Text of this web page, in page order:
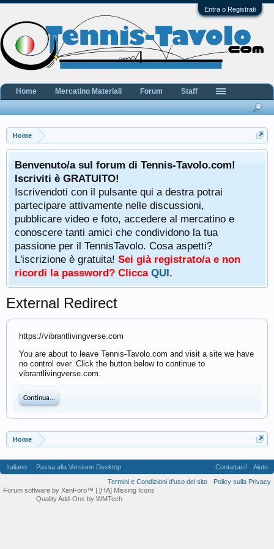
Entra o Registrati
Home
Benvenuto/a sul forum di Tennis-Tavolo.com!
Iscriviti è GRATUITO!
Iscrivendoti con il pulsante qui a destra potrai
partecipare attivamente nelle discussioni,
pubblicare video e foto, accedere al mercatino e
conoscere tanti amici che condividono la tua
passione per il TennisTavolo. Cosa aspetti?
L'iscrizione è gratuita! Sei già registrato/a e non
ricordi la password? Clicca QUI.
External Redirect
https://vibrantlivingverse.com
You are about to leave Tennis-Tavolo.com and visit a site we have
no control over. Click the button below to continue to
vibrantlivingverse.com.
Continua...
Home
Home Mercatino Materiali Forum Staff
Italiano Passa alla Versione Desktop Contattaci!
Aiuto
Termini e Condizioni d'uso del sito
Policy sulla Privacy
Forum software by XenForo™ | [HA] Missing Icons
Quality Add-Ons by WMTech